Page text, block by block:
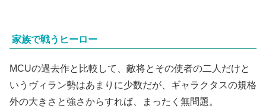
家族で戦うヒーロー
MCUの過去作と比較して、敵将とその使者の二人だけと
いうヴィラン勢はあまりに少数だが、ギャラクタスの規格
外の大きさと強さからすれば、まったく無問題。